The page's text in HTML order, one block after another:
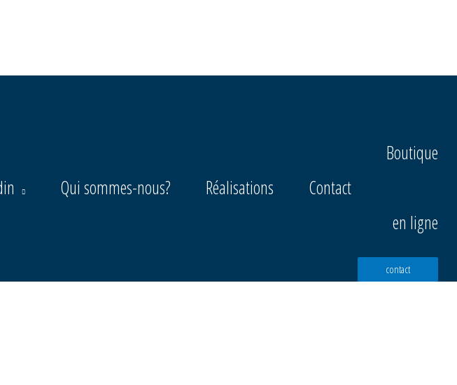
Qui sommes-nous? Réalisations Contact
Boutique
en ligne
contact